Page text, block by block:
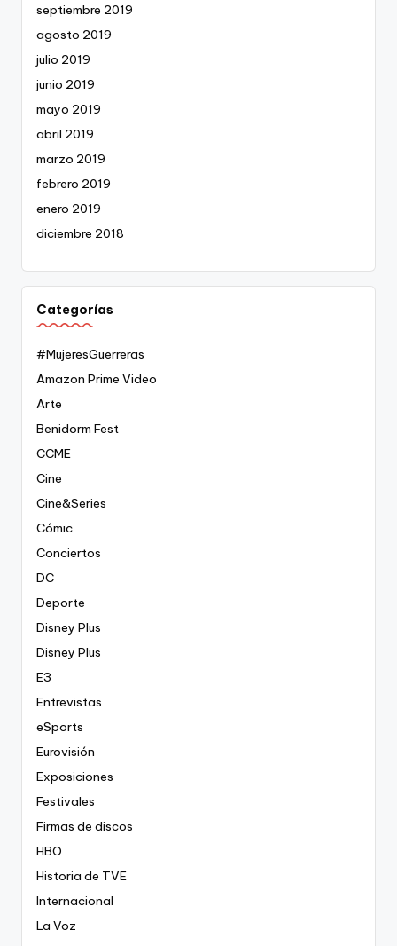
septiembre 2019
agosto 2019
julio 2019
junio 2019
mayo 2019
abril 2019
marzo 2019
febrero 2019
enero 2019
diciembre 2018
Categorías
#MujeresGuerreras
Amazon Prime Video
Arte
Benidorm Fest
CCME
Cine
Cine&Series
Cómic
Conciertos
DC
Deporte
Disney Plus
Disney Plus
E3
Entrevistas
eSports
Eurovisión
Exposiciones
Festivales
Firmas de discos
HBO
Historia de TVE
Internacional
La Voz